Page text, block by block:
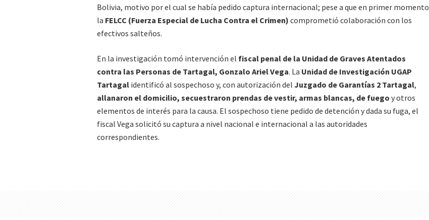
Bolivia, motivo por el cual se había pedido captura internacional; pese a que en primer momento
la FELCC (Fuerza Especial de Lucha Contra el Crimen) comprometió colaboración con los
efectivos salteños.
En la investigación tomó intervención el fiscal penal de la Unidad de Graves Atentados
contra las Personas de Tartagal, Gonzalo Ariel Vega. La Unidad de Investigación UGAP
Tartagal identificó al sospechoso y, con autorización del Juzgado de Garantías 2 Tartagal,
allanaron el domicilio, secuestraron prendas de vestir, armas blancas, de fuego y otros
elementos de interés para la causa. El sospechoso tiene pedido de detención y dada su fuga, el
fiscal Vega solicitó su captura a nivel nacional e internacional a las autoridades
correspondientes.